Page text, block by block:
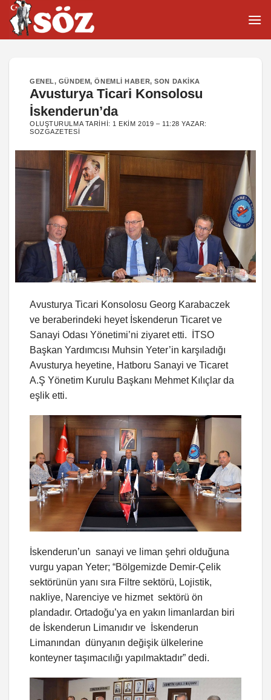
İçeriğe
atla
GENEL, GÜNDEM,ÖNEMLI HABER,SON DAKIKA
Avusturya Ticari Konsolosu
İskenderun’da
OLUŞTURULMA TARIHI: 1 EKIM 2019 – 11:28 YAZAR:
SOZGAZETESI
Avusturya Ticari Konsolosu Georg Karabaczek
ve beraberindeki heyet İskenderun Ticaret ve
Sanayi Odası Yönetimi’ni ziyaret etti. İTSO
Başkan Yardımcısı Muhsin Yeter’in karşıladığı
Avusturya heyetine, Hatboru Sanayi ve Ticaret
A.Ş Yönetim Kurulu Başkanı Mehmet Kılıçlar da
eşlik etti.
İskenderun’un sanayi ve liman şehri olduğuna
vurgu yapan Yeter; “Bölgemizde Demir-Çelik
sektörünün yanı sıra Filtre sektörü, Lojistik,
nakliye, Narenciye ve hizmet sektörü ön
plandadır. Ortadoğu’ya en yakın limanlardan biri
de İskenderun Limanıdır ve İskenderun
Limanından dünyanın değişik ülkelerine
konteyner taşımacılığı yapılmaktadır” dedi.